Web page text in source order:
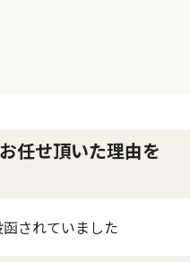
任せ頂いた理由を
されていました